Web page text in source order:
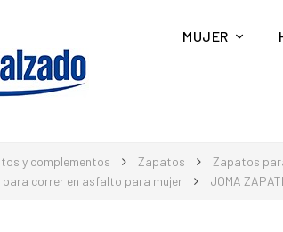
MUJER
y complementos Zapatos Zapatos
para correr en asfalto para mujer
JOMA